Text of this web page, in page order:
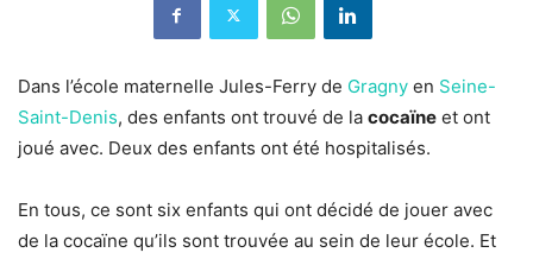
Dans l’école maternelle Jules-Ferry de Gragny en Seine-
Saint-Denis, des enfants ont trouvé de la cocaïne et ont
joué avec. Deux des enfants ont été hospitalisés.
En tous, ce sont six enfants qui ont décidé de jouer avec
de la cocaïne qu’ils sont trouvée au sein de leur école. Et